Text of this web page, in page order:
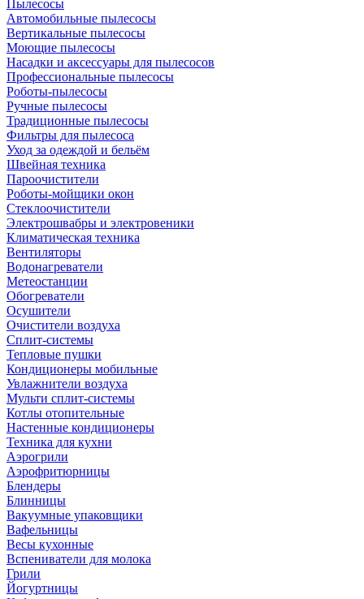
Пылесосы
Автомобильные пылесосы
Вертикальные пылесосы
Моющие пылесосы
Насадки и аксессуары для пылесосов
Профессиональные пылесосы
Роботы-пылесосы
Ручные пылесосы
Традиционные пылесосы
Фильтры для пылесоса
Уход за одеждой и бельём
Швейная техника
Пароочистители
Роботы-мойщики окон
Стеклоочистители
Электрошвабры и электровеники
Климатическая техника
Вентиляторы
Водонагреватели
Метеостанции
Обогреватели
Осушители
Очистители воздуха
Сплит-системы
Тепловые пушки
Кондиционеры мобильные
Увлажнители воздуха
Мульти сплит-системы
Котлы отопительные
Настенные кондиционеры
Техника для кухни
Аэрогрили
Аэрофритюрницы
Блендеры
Блинницы
Вакуумные упаковщики
Вафельницы
Весы кухонные
Вспениватели для молока
Грили
Йогуртницы